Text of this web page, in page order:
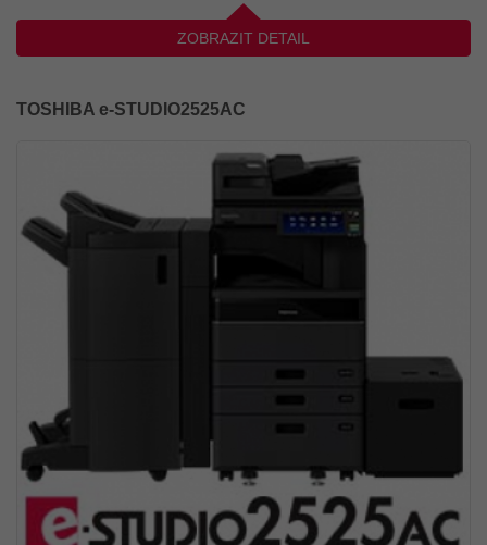
ZOBRAZIT DETAIL
TOSHIBA e-STUDIO2525AC